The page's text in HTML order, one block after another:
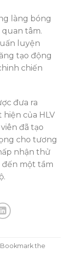
làng bóng
tâm.
luyện
tạo động
chiến
đưa ra
của HLV
đã tạo
cho tương
nhận thử
đến một tầm
. Bookmark the